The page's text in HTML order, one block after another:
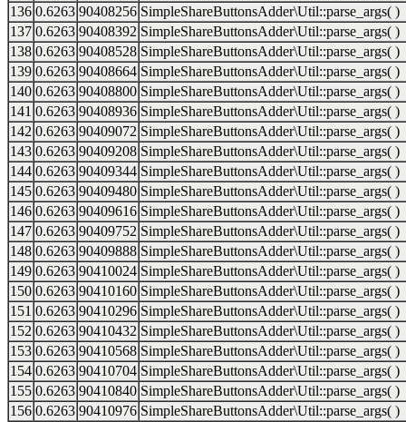
136 0.6263 90408256 SimpleShareButtonsAdder\Util::parse_args( )
137 0.6263 90408392 SimpleShareButtonsAdder\Util::parse_args( )
138 0.6263 90408528 SimpleShareButtonsAdder\Util::parse_args( )
139 0.6263 90408664 SimpleShareButtonsAdder\Util::parse_args( )
140 0.6263 90408800 SimpleShareButtonsAdder\Util::parse_args( )
141 0.6263 90408936 SimpleShareButtonsAdder\Util::parse_args( )
142 0.6263 90409072 SimpleShareButtonsAdder\Util::parse_args( )
143 0.6263 90409208 SimpleShareButtonsAdder\Util::parse_args( )
144 0.6263 90409344 SimpleShareButtonsAdder\Util::parse_args( )
145 0.6263 90409480 SimpleShareButtonsAdder\Util::parse_args( )
146 0.6263 90409616 SimpleShareButtonsAdder\Util::parse_args( )
147 0.6263 90409752 SimpleShareButtonsAdder\Util::parse_args( )
148 0.6263 90409888 SimpleShareButtonsAdder\Util::parse_args( )
149 0.6263 90410024 SimpleShareButtonsAdder\Util::parse_args( )
150 0.6263 90410160 SimpleShareButtonsAdder\Util::parse_args( )
151 0.6263 90410296 SimpleShareButtonsAdder\Util::parse_args( )
152 0.6263 90410432 SimpleShareButtonsAdder\Util::parse_args( )
153 0.6263 90410568 SimpleShareButtonsAdder\Util::parse_args( )
154 0.6263 90410704 SimpleShareButtonsAdder\Util::parse_args( )
155 0.6263 90410840 SimpleShareButtonsAdder\Util::parse_args( )
156 0.6263 90410976 SimpleShareButtonsAdder\Util::parse_args( )